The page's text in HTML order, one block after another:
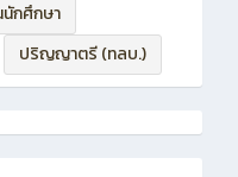
นักศึกษา
ปริญญาตรี (ทลบ.)